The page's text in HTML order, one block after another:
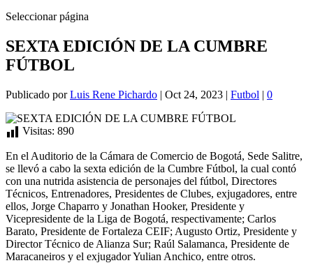
Seleccionar página
SEXTA EDICIÓN DE LA CUMBRE
FÚTBOL
Publicado porLuis Rene Pichardo | Oct 24, 2023 | Futbol | 0
Visitas: 890
En el Auditorio de la Cámara de Comercio de Bogotá, Sede Salitre,
se llevó a cabo la sexta edición de la Cumbre Fútbol, la cual contó
con una nutrida asistencia de personajes del fútbol, Directores
Técnicos, Entrenadores, Presidentes de Clubes, exjugadores, entre
ellos, Jorge Chaparro y Jonathan Hooker, Presidente y
Vicepresidente de la Liga de Bogotá, respectivamente; Carlos
Barato, Presidente de Fortaleza CEIF; Augusto Ortiz, Presidente y
Director Técnico de Alianza Sur; Raúl Salamanca, Presidente de
Maracaneiros y el exjugador Yulian Anchico, entre otros.